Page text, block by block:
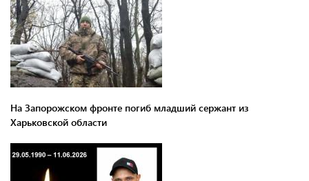
На Запорожском фронте погиб младший сержант из
Харьковской области